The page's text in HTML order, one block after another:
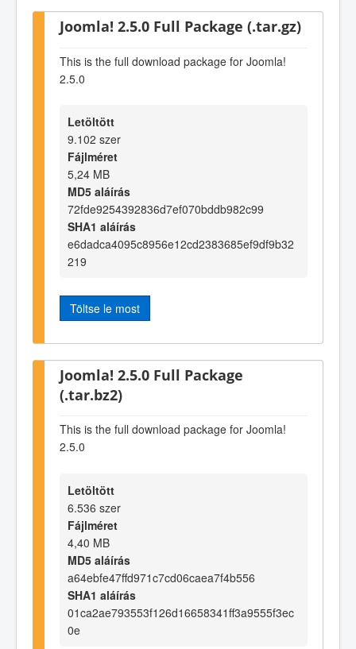
Joomla! 2.5.0 Full Package (.tar.gz)
This is the full download package for Joomla!
2.5.0
Letöltött
9.102 szer
Fájlméret
5,24 MB
MD5 aláírás
72fde9254392836d7ef070bddb982c99
SHA1 aláírás
e6dadca4095c8956e12cd2383685ef9df9b32
219
Töltse le most
Joomla! 2.5.0 Full Package
(.tar.bz2)
This is the full download package for Joomla!
2.5.0
Letöltött
6.536 szer
Fájlméret
4,40 MB
MD5 aláírás
a64ebfe47ffd971c7cd06caea7f4b556
SHA1 aláírás
01ca2ae793553f126d16658341ff3a9555f3ec
0e